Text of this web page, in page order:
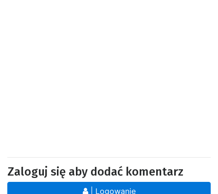
Zaloguj się aby dodać komentarz
| Logowanie